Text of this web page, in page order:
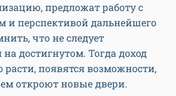
предложат работу с
и перспективой дальнейшего
что не следует
на достигнутом. Тогда доход
расти, появятся возможности,
откроют новые двери.